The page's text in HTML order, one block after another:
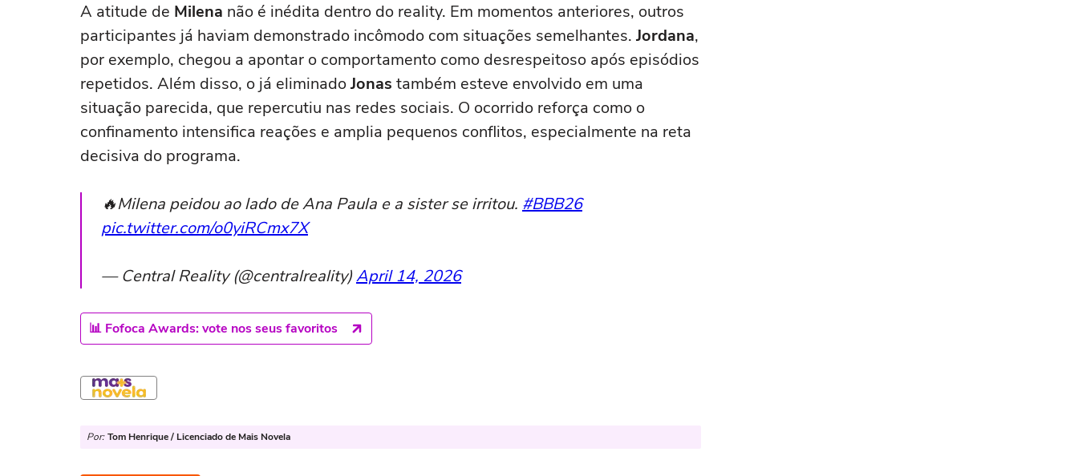
A atitude de Milena não é inédita dentro do reality. Em momentos anteriores, outros
participantes já haviam demonstrado incômodo com situações semelhantes. Jordana,
por exemplo, chegou a apontar o comportamento como desrespeitoso após episódios
repetidos. Além disso, o já eliminadoJonas também esteve envolvido em uma
situação parecida, que repercutiu nas redes sociais. O ocorrido reforça como o
confinamento intensifica reações e amplia pequenos conflitos, especialmente na reta
decisiva do programa.
🔥Milena peidou ao lado de Ana Paula e a sister se irritou. #BBB26
pic.twitter.com/o0yiRCmx7X
— Central Reality (@centralreality)April 14, 2026
📊 Fofoca Awards: vote nos seus favoritos
Por: Tom Henrique / Licenciado de Mais Novela